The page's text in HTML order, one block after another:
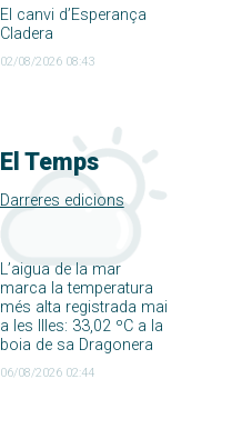
El canvi d’Esperança
Cladera
02/08/2026 08:43
El Temps
Darreres edicions
L’aigua de la mar
marca la temperatura
més alta registrada mai
a les Illes: 33,02 ºC a la
boia de sa Dragonera
06/08/2026 02:44